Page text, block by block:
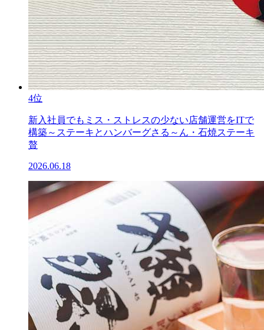
4位
新入社員でもミス・ストレスの少ない店舗運営をITで
構築～ステーキとハンバーグさる～ん・石焼ステーキ
贅
2026.06.18